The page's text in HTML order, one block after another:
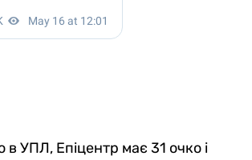
в УПЛ, Епіцентр має 31 очко і